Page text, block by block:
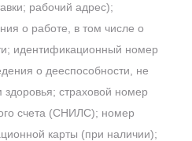
рабочий адрес);
о работе, в том числе о
идентификационный номер
о дееспособности, не
страховой номер
счета (СНИЛС); номер
карты (при наличии);